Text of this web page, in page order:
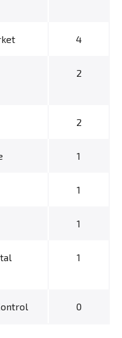
4
2
2
1
1
1
1
0